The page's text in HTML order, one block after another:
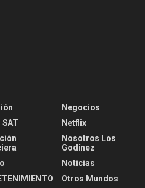
SAT
Negocios
Netflix
Nosotros Los
Godínez
Noticias
Otros Mundos